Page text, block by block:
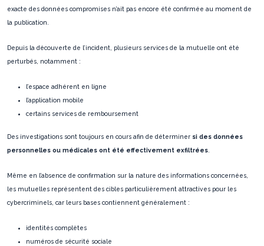
exacte des données compromises n’ait pas encore été confirmée au moment de
la publication.
Depuis la découverte de l’incident, plusieurs services de la mutuelle ont été
perturbés, notamment :
l’espace adhérent en ligne
l’application mobile
certains services de remboursement
Des investigations sont toujours en cours afin de déterminer si des données
personnelles ou médicales ont été effectivement exfiltrées
Même en l’absence de confirmation sur la nature des informations concernées,
les mutuelles représentent des cibles particulièrement attractives pour les
cybercriminels, car leurs bases contiennent généralement :
identités complètes
numéros de sécurité sociale